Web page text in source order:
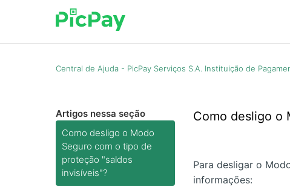
Central de Ajuda - PicPay Serviços S.A. Instituição de
Artigos nessa seção
Como desligo o Modo
Seguro com o tipo de
proteção "saldos
invisíveis"?
Como desligo o
Para desligar o
informações: